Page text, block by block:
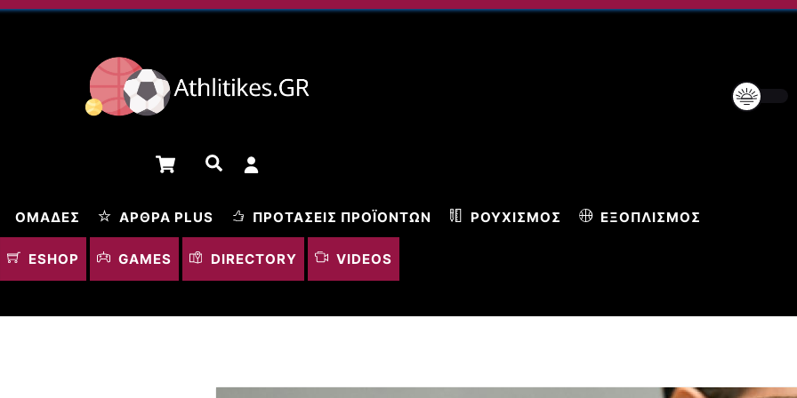
Cart Αναζήτηση
ΟΜΆΔΕΣ ΆΡΘΡΑ PLUS ΠΡΟΤΆΣΕΙΣ ΠΡΟΪΌΝΤΩΝ ΡΟΥΧΙΣΜΌΣ ΕΞΟΠΛΙΣΜΌΣ
ESHOP GAMES DIRECTORY VIDEOS